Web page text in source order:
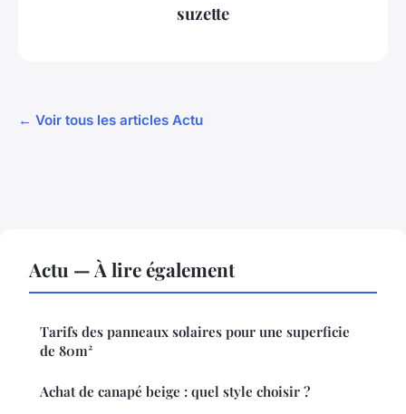
suzette
← Voir tous les articles Actu
Actu — À lire également
Tarifs des panneaux solaires pour une superficie
de 80m²
Achat de canapé beige : quel style choisir ?